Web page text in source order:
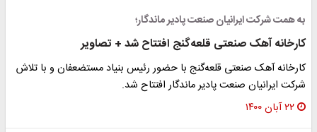
به همت شرکت ایرانیان صنعت پادیر ماندگار؛
کارخانه آهک صنعتی قلعه‌گنج افتتاح شد + تصاویر
کارخانه آهک صنعتی قلعه‌گنج با حضور رئیس بنیاد مستضعفان و با تلاش
شرکت ایرانیان صنعت پادیر ماندگار افتتاح شد.
۲۲ آبان ۱۴۰۰